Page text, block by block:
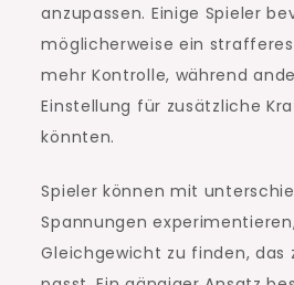
anzupassen. Einige Spieler
möglicherweise ein
mehr Kontrolle, während
Einstellung für zusätzliche
könnten.
Spieler können mit
Spannungen
Gleichgewicht zu finden, das